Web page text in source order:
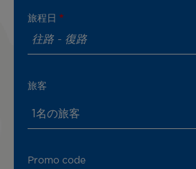
旅程日
旅客
1名の旅客
Promo code